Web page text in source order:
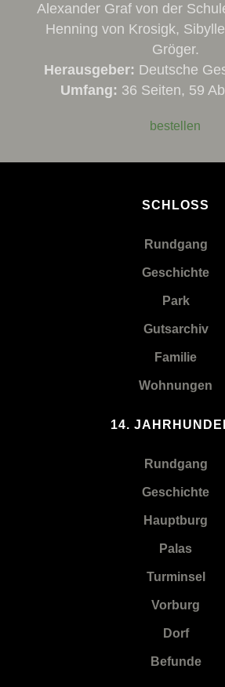
Alexander Graf von der
Henning von Krosigk,
Gröger.
Herausgeber: Deutsche
Umfang: 36 Seiten, 59
bestellen
SCHLOSS
Rundgang
Geschichte
Park
Gutsarchiv
Familie
Wohnungen
14.
Rundgang
Geschichte
Hauptburg
Palas
Turminsel
Vorburg
Dorf
Befunde